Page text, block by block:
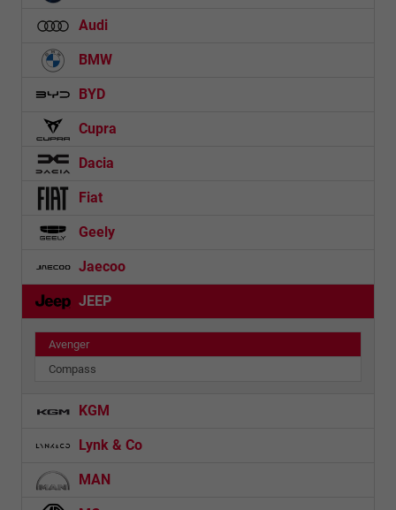
Audi
BMW
BYD
Cupra
Dacia
Fiat
Geely
Jaecoo
JEEP
Avenger
Compass
KGM
Lynk & Co
MAN